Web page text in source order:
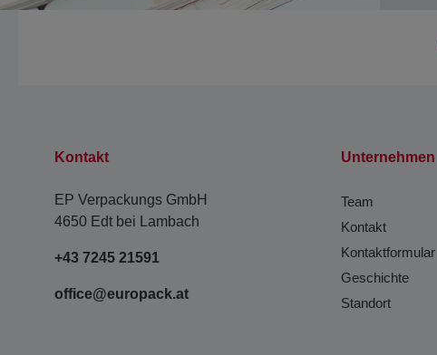
Kontakt
EP Verpackungs GmbH
4650 Edt bei Lambach
+43 7245 21591
office@europack.at
Unternehmen
Team
Kontakt
Kontaktformular
Geschichte
Standort